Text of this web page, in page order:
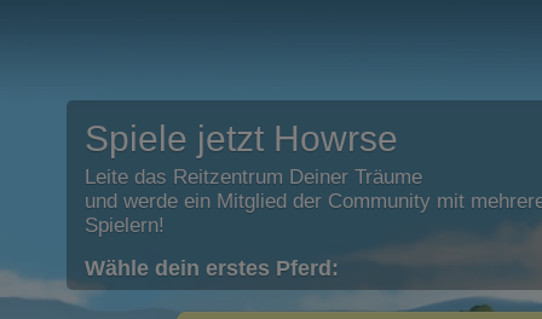
Spiele jetzt Howrse
Leite das Reitzentrum Deiner Träume
und werde ein Mitglied der Community mit
Spielern!
Wähle dein erstes Pferd: